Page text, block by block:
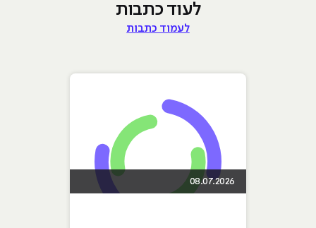
לעוד כתבות
לעמוד כתבות
08.07.2026